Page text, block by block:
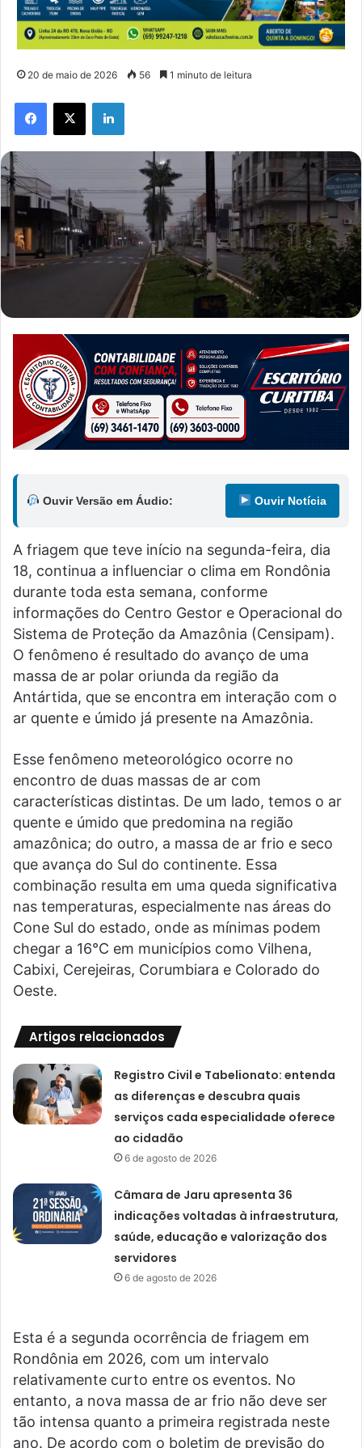
20 de maio de 2026 56 1 minuto de leitura
Facebook
X Linkedin
Ouvir Versão em Áudio: Ouvir Notícia
A friagem que teve início na segunda-feira, dia
18, continua a influenciar o clima em Rondônia
durante toda esta semana, conforme
informações do Centro Gestor e Operacional do
Sistema de Proteção da Amazônia (Censipam).
O fenômeno é resultado do avanço de uma
massa de ar polar oriunda da região da
Antártida, que se encontra em interação com o
ar quente e úmido já presente na Amazônia.
Esse fenômeno meteorológico ocorre no
encontro de duas massas de ar com
características distintas. De um lado, temos o ar
quente e úmido que predomina na região
amazônica; do outro, a massa de ar frio e seco
que avança do Sul do continente. Essa
combinação resulta em uma queda significativa
nas temperaturas, especialmente nas áreas do
Cone Sul do estado, onde as mínimas podem
chegar a 16°C em municípios como Vilhena,
Cabixi, Cerejeiras, Corumbiara e Colorado do
Oeste.
Artigos relacionados
Registro Civil e Tabelionato: entenda
as diferenças e descubra quais
serviços cada especialidade oferece
ao cidadão
6 de agosto de 2026
Câmara de Jaru apresenta 36
indicações voltadas à infraestrutura,
saúde, educação e valorização dos
servidores
6 de agosto de 2026
Esta é a segunda ocorrência de friagem em
Rondônia em 2026, com um intervalo
relativamente curto entre os eventos. No
entanto, a nova massa de ar frio não deve ser
tão intensa quanto a primeira registrada neste
ano. De acordo com o boletim de previsão do